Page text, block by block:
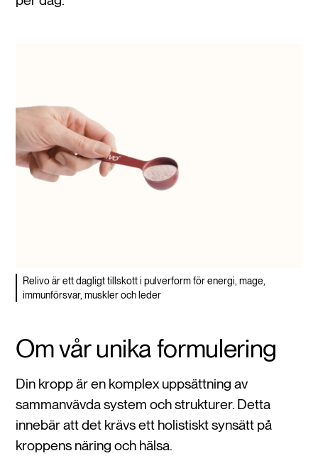
Relivo är ett dagligt tillskott i pulverform för energi, mage,
immunförsvar, muskler och leder
Om vår unika formulering
Din kropp är en komplex uppsättning av
sammanvävda system och strukturer. Detta
innebär att det krävs ett holistiskt synsätt på
kroppens näring och hälsa.